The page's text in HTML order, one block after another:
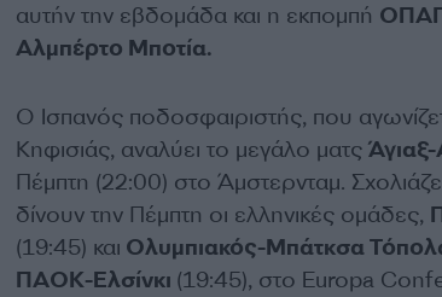
αυτήν την εβδομάδα και η εκπομπή
Αλμπέρτο Μποτία.
Ο Ισπανός ποδοσφαιριστής, που
Κηφισιάς, αναλύει το μεγάλο ματς
Πέμπτη (22:00) στο Άμστερνταμ.
δίνουν την Πέμπτη οι ελληνικές ομάδες,
(19:45) και Ολυμπιακός-Μπάτκσα
ΠΑΟΚ-Ελσίνκι (19:45), στo Europa